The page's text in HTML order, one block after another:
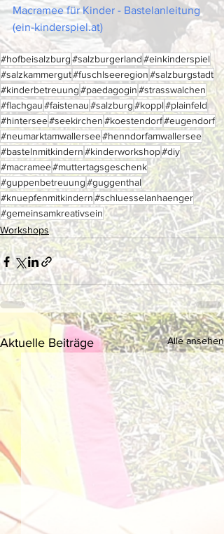
Macramee für Kinder - Bastelanleitung
(ein-kinderspiel.at)
#hofbeisalzburg#salzburgerland#einkinderspiel
#salzkammergut#fuschlseeregion#salzburgstadt
#kinderbetreuung#paedagogin#strasswalchen
#flachgau#faistenau#salzburg#koppl#plainfeld
#hintersee#seekirchen#koestendorf#eugendorf
#neumarktamwallersee#henndorfamwallersee
#bastelnmitkindern#kinderworkshop#diy
#macramee#muttertagsgeschenk
#guppenbetreuung#guggenthal
#knuepfenmitkindern#schluesselanhaenger
#gemeinsamkreativsein
Workshops
Aktuelle Beiträge Alle ansehen